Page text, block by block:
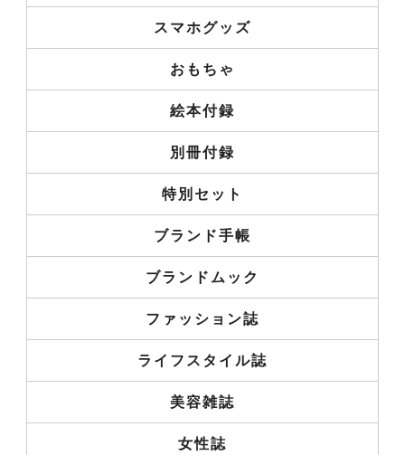
スマホグッズ
おもちゃ
絵本付録
別冊付録
特別セット
ブランド手帳
ブランドムック
ファッション誌
ライフスタイル誌
美容雑誌
女性誌